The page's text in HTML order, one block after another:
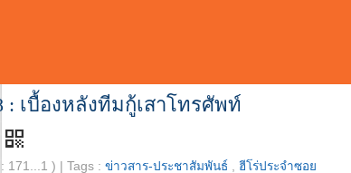
: เบื้องหลังทีมกู้เสาโทรศัพท์
qr_code
171...1 ) Tags : ข่าวสาร-ประชาสัมพันธ์ , ฮีโร่ประจำซอย